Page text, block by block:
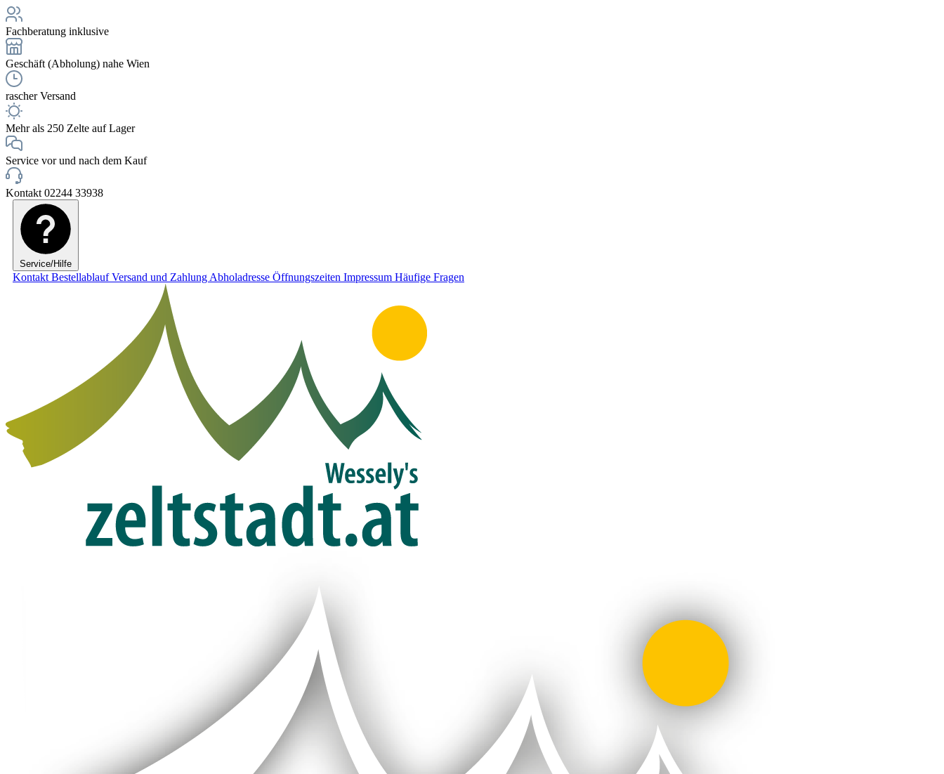
Fachberatung inklusive
Geschäft (Abholung) nahe Wien
rascher Versand
Mehr als 250 Zelte auf Lager
Service vor und nach dem Kauf
Kontakt 02244 33938
Service/Hilfe
Kontakt BestellablaufVersand und Zahlung Abholadresse Öffnungszeiten Impressum Häufige Fragen